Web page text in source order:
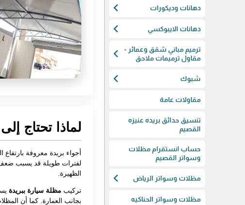
دهانات وديكورات chevron_left
دهانات الايبوكسي chevron_left
ترميم مباني شقق وعمائر -
مقاول ترميمات ملاحق
chevron_left
شبوك chevron_left
مقاولات عامة
تنسيق حدائق بريده عنيزه
القصيم
حساب انستقرام مظلات
وسواتر القصيم
مظلات وسواتر الرياض chevron_left
مظلات وسواتر الحناكيه
لماذا تحتاج
أجواء بريدة معروفة
لفترات طويلة قد يسبب ضعف
الظهيرة.
تركيب مظلة سيارة ببريدة
بجانب العمارة. كما أن